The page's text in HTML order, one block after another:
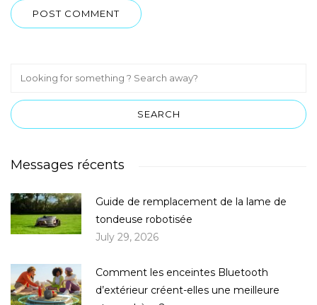
Messages récents
Guide de remplacement de la lame de
tondeuse robotisée
July 29, 2026
Comment les enceintes Bluetooth
d’extérieur créent-elles une meilleure